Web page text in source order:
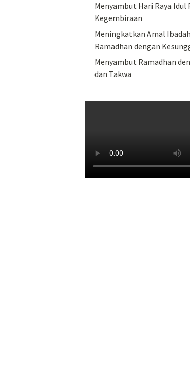
Menyambut Hari Raya Idul
Kegembiraan
Meningkatkan Amal
Ramadhan dengan
Menyambut Ramadhan
dan Takwa